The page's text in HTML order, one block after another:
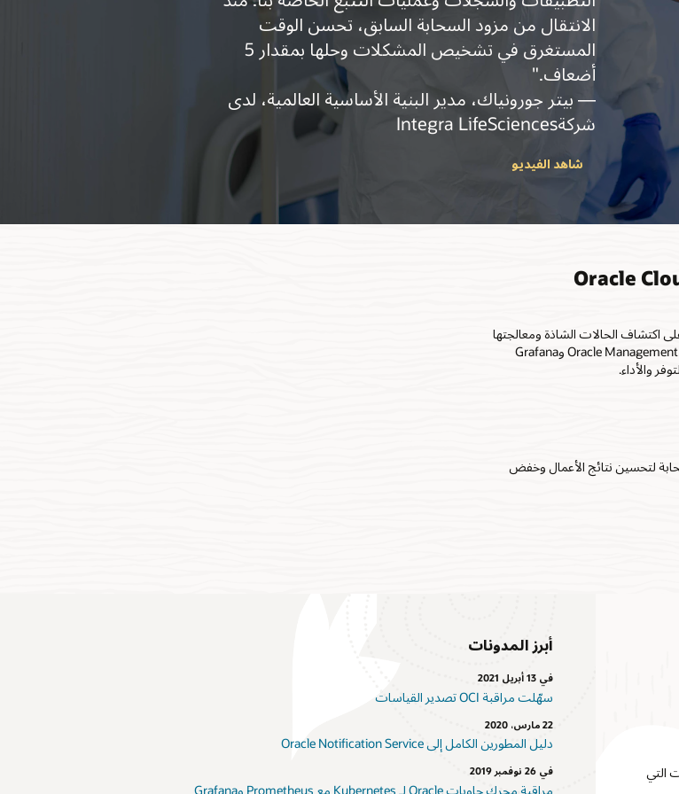
الانتقال من مزود السحابة السابق، تحسن الوقت
المستغرق في تشخيص المشكلات وحلها بمقدار 5
أضعاف."
— بيتر جورونياك، مدير البنية الأساسية العالمية، لدى
شركةIntegra LifeSciences
شاهد الفيديو
اكتشاف الحالات الشاذة ومعالجتها
وإصلاحها قبل أن تؤثر في عملك. يمكنك أيضًا تصدير القياسات إلى أدوات أخرى، مثل Oracle Management Cloud وGrafana
لتحسين نتائج الأعمال وخفض
التي
أبرز المدونات
في 13 أبريل 2021
سهّلت مراقبة OCI تصدير القياسات
22 مارس، 2020
دليل المطورين الكامل إلى Oracle Notification Service
في 26 نوفمبر 2019
مراقبة محرك حاويات Oracle لـ Kubernetes مع Prometheus وGrafana